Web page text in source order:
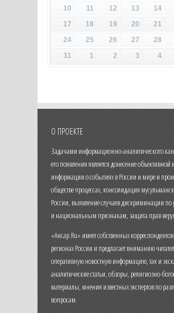
10
11 12 13 14
17
18 19 20 21
24
25 26 27 28
31
1 2 3 4
О ПРОЕКТЕ
Задачами информационно-аналитического
его появления является донесение объективной
информации о событиях в России и мире и
обществе процессах, консолидация
России, выявление случаев дискриминации
и национальным признакам, защита прав
«Ансар.Ru» имеет собственных
регионах России и предлагает вниманию
оперативную новостную информацию, так и
аналитические статьи, обзоры, религиозно-
материалы, мнения известных экспертов по
вопросам.